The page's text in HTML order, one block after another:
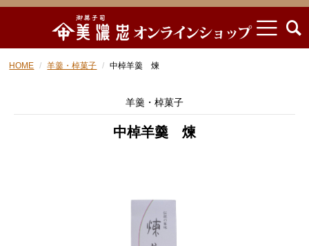
HOME 羊羹・棹菓子 中棹羊羹 煉
羊羹・棹菓子
中棹羊羹 煉